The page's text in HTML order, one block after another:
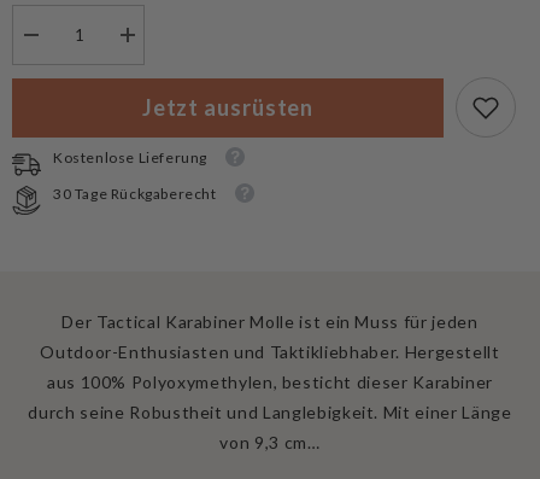
für
Tactical
Karabiner
Molle
Menge
für
Mil-
Tec
Tactical
Karabiner
Jetzt ausrüsten
Kostenlose Lieferung
30 Tage Rückgaberecht
Der Tactical Karabiner Molle ist ein Muss für jeden
Outdoor-Enthusiasten und Taktikliebhaber. Hergestellt
aus 100% Polyoxymethylen, besticht dieser Karabiner
durch seine Robustheit und Langlebigkeit. Mit einer Länge
von 9,3 cm…